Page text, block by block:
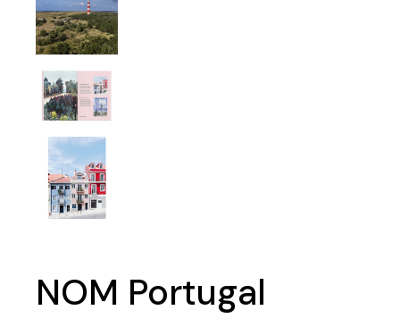
NOM Portugal